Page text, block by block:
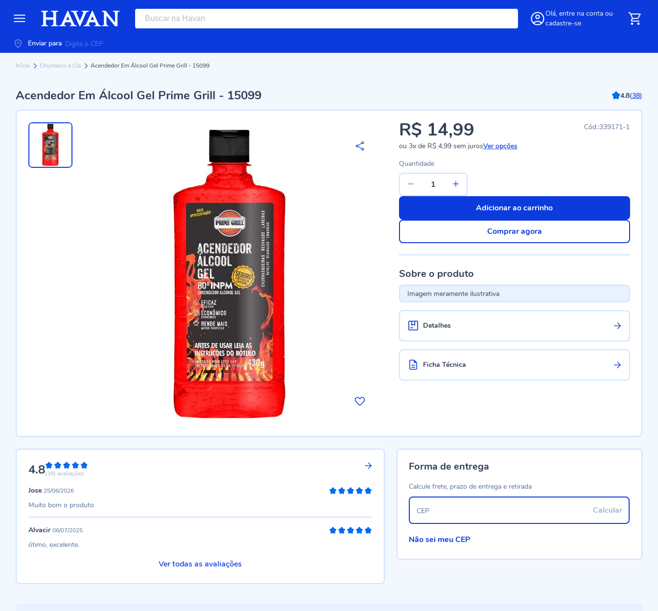
Olá, entre na conta ou
cadastre-se
Enviar para
Início Churrasco e Cia Acendedor Em Álcool Gel Prime Grill - 15099
Acendedor Em Álcool Gel Prime Grill - 15099 4.8(38)
339171-1
R$ 14,99
ou 3xde R$ 4,99sem jurosVer opções
Quantidade
Adicionar ao carrinho
Comprar agora
Sobre o produto
Imagem meramente ilustrativa
Detalhes
Ficha Técnica
4.896%
(38) avaliações
Jose 25/06/2026
Muito bom o produto
Alvacir 06/07/2025
ótimo, excelente.
Ver todas as avaliações
Forma de entrega
Calcule frete, prazo de entrega e retirada
Calcular
CEP
Não sei meu CEP